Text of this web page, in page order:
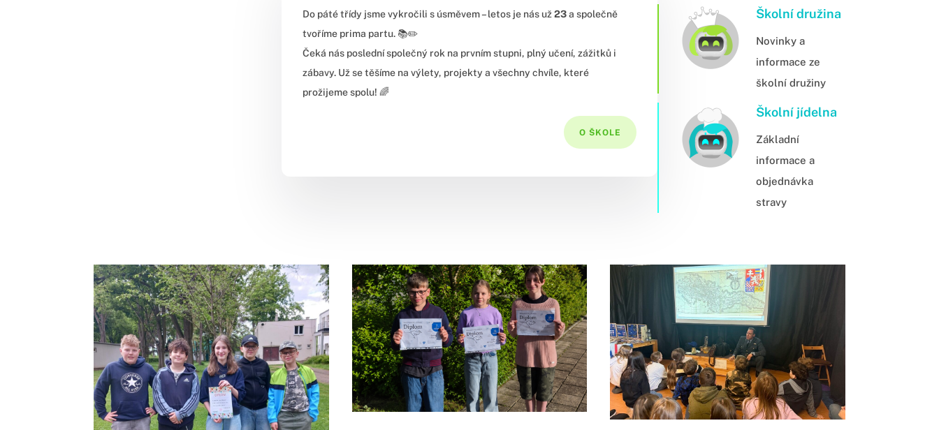
Do páté třídy jsme vykročili s úsměvem – letos je nás už23a společně
tvoříme prima partu. 📚✏️
Čeká nás poslední společný rok na prvním stupni, plný učení, zážitků i
zábavy. Už se těšíme na výlety, projekty a všechny chvíle, které
prožijeme spolu! 🌈
O ŠKOLE
Školní družina
Novinky a
informace ze
školní družiny
Školní jídelna
Základní
informace a
objednávka
stravy